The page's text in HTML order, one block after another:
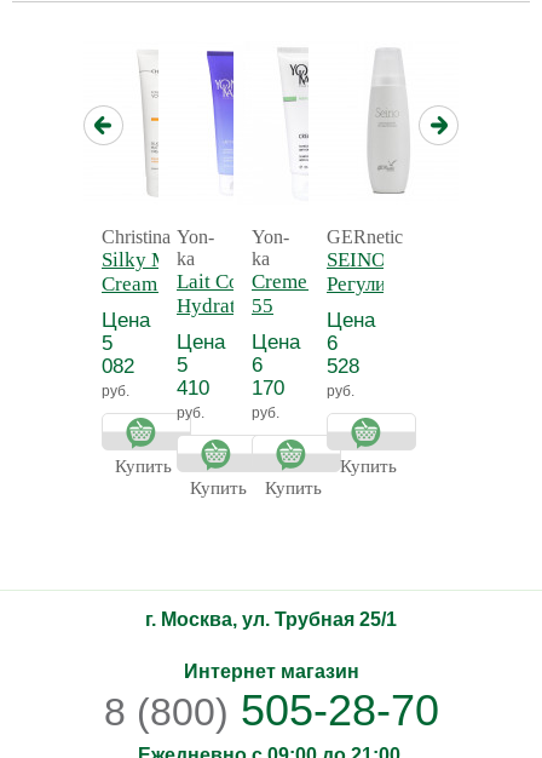
Christina
Silky Matte
Cream -
Нежный
матирующий
крем для
тела
Цена
5
082
руб.
Купить
Yon-
ka
Lait Corps
Hydratant
Detox -
Молочко для
тела
увлажняющее
Прованс
Цена
5
410
руб.
Купить
Yon-
ka
Creme 55 - Крем
55
антицеллюлитный
Цена
6
170
руб.
Купить
GERnetic
SEINO -
Регулирующий
и
тонизирующий
лосьон для
бюста СЕЙНО
Цена
6
528
руб.
Купить
г. Москва, ул. Трубная 25/1
Интернет магазин
8 (800) 505-28-70